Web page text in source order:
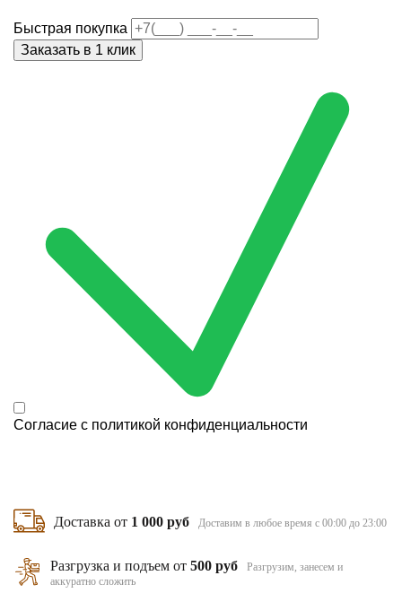
Быстрая покупка
Согласие с политикой конфиденциальности
Доставка от 1 000 руб Доставим в любое время с 00:00 до 23:00
Разгрузка и подъем от500 руб
Разгрузим, занесем и
аккуратно сложить